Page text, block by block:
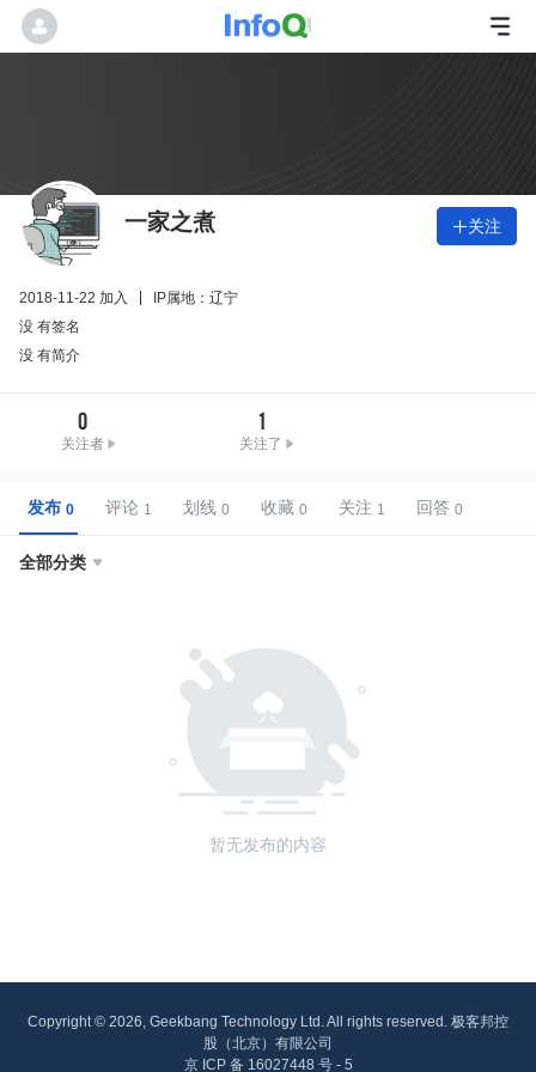
一家之煮 关注
2018-11-22 加入
IP属地：辽宁
没 有签名
没 有简介
0
关注者
1
关注了
发布 评论 划线 收藏 关注 回答
全部分类 
暂无发布的内容
Copyright © 2026, Geekbang Technology Ltd. All rights reserved. 极客邦控
股（北京）有限公司
京 ICP 备 16027448 号 - 5